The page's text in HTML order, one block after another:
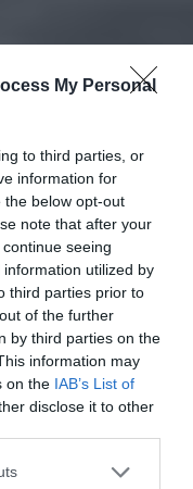
My Personal
to third parties, or
information for
the below opt-out
note that after your
seeing
utilized by
third parties prior to
of the further
by third parties on the
information may
on the IAB’s List of
disclose it to other